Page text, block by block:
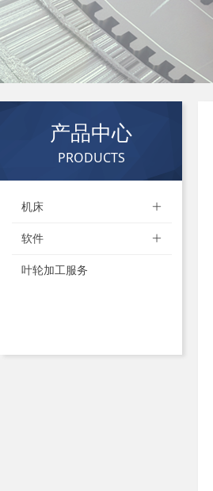
产品中心
PRODUCTS
ꄶ
机床
ꄶ
软件
叶轮加工服务